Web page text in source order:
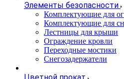
Элементы безопасности
Комплектующие для
Комплектующие для
Лестницы для крыши
Ограждение кровли
Переходные мостики
Снегозадержатели